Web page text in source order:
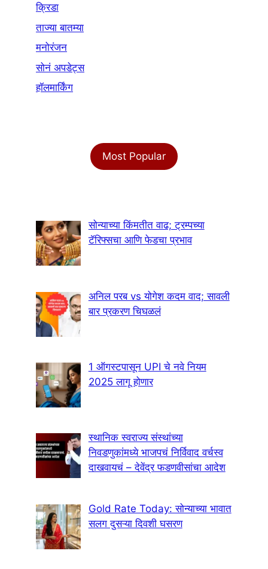
क्रिडा
ताज्या बातम्या
मनोरंजन
सोनं अपडेट्स
हॉलमार्किंग
Most Popular
सोन्याच्या किंमतीत वाढ; ट्रम्पच्या
टॅरिफ्सचा आणि फेडचा प्रभाव
अनिल परब vs योगेश कदम वाद; सावली
बार प्रकरण चिघळलं
1 ऑगस्टपासून UPI चे नवे नियम
2025 लागू होणार
स्थानिक स्वराज्य संस्थांच्या
निवडणुकांमध्ये भाजपचं निर्विवाद वर्चस्व
दाखवायचं – देवेंद्र फडणवीसांचा आदेश
Gold Rate Today: सोन्याच्या भावात
सलग दुसऱ्या दिवशी घसरण